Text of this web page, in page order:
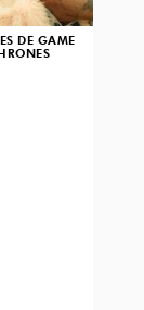
DE GAME